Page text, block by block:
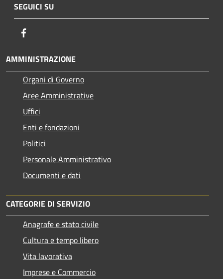
SEGUICI SU
AMMINISTRAZIONE
Organi di Governo
Aree Amministrative
Uffici
Enti e fondazioni
Politici
Personale Amministrativo
Documenti e dati
CATEGORIE DI SERVIZIO
Anagrafe e stato civile
Cultura e tempo libero
Vita lavorativa
Imprese e Commercio